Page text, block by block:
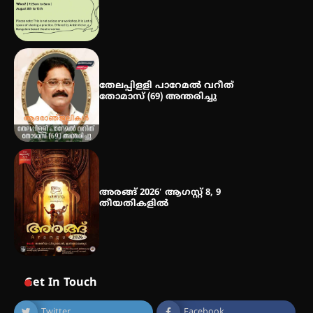
തേലപ്പിളളി പാറേമൽ വറീത്
തോമാസ് (69) അന്തരിച്ചു
അരങ്ങ് 2026′ ആഗസ്റ്റ് 8, 9
തീയതികളിൽ
Get In Touch